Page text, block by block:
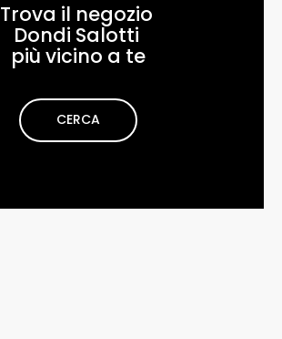
Trova il negozio
Dondi Salotti
più vicino a te
CERCA